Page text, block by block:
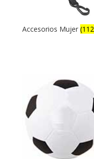
Accesorios Mujer